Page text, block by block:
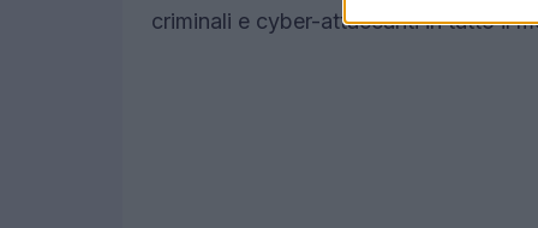
criminali e cyber-attaccanti in tutto il